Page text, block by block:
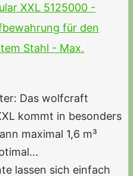
XXL 5125000 -
für den
Stahl - Max.
Das wolfcraft
kommt in besonders
maximal 1,6 m³
lassen sich einfach